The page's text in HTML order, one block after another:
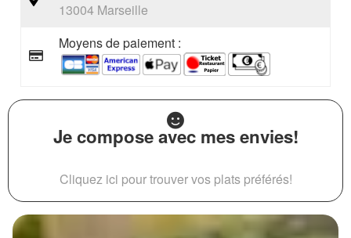
13004 Marseille
Moyens de paiement :
Je compose avec mes envies!
Cliquez ici pour trouver vos plats préférés!